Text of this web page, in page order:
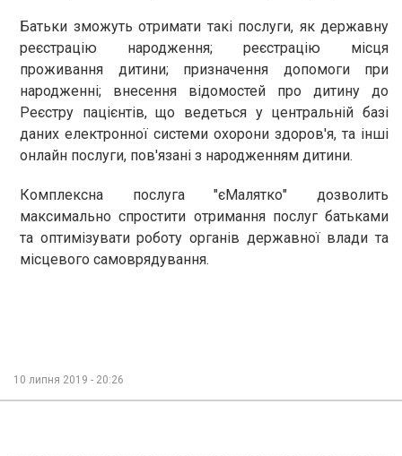
Батьки зможуть отримати такі послуги, як державну
реєстрацію народження; реєстрацію місця
проживання дитини; призначення допомоги при
народженні; внесення відомостей про дитину до
Реєстру пацієнтів, що ведеться у центральній базі
даних електронної системи охорони здоров'я, та інші
онлайн послуги, пов'язані з народженням дитини.
Комплексна послуга "єМалятко" дозволить
максимально спростити отримання послуг батьками
та оптимізувати роботу органів державної влади та
місцевого самоврядування.
10 липня 2019 - 20:26